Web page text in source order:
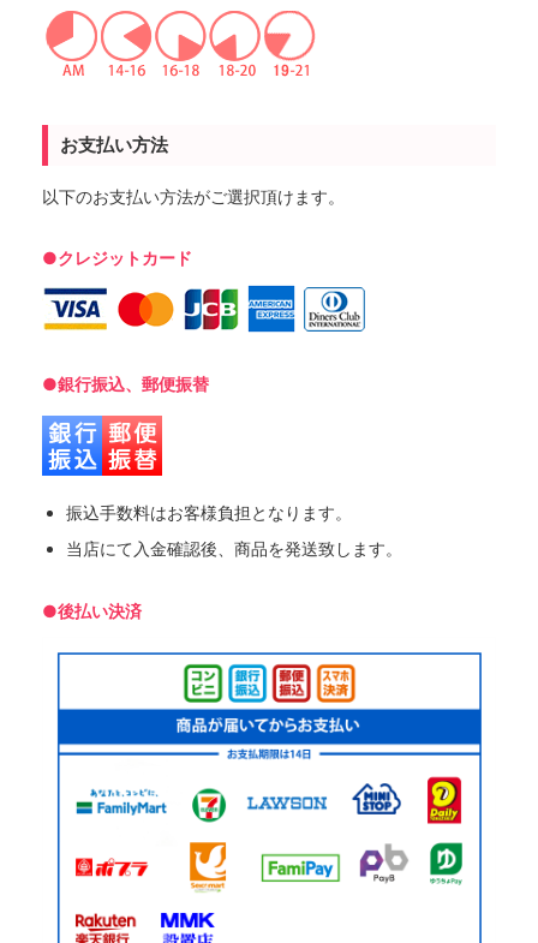
お支払い方法
以下のお支払い方法がご選択頂けます。
●クレジットカード
●銀行振込、郵便振替
振込手数料はお客様負担となります。
当店にて入金確認後、商品を発送致します。
●後払い決済